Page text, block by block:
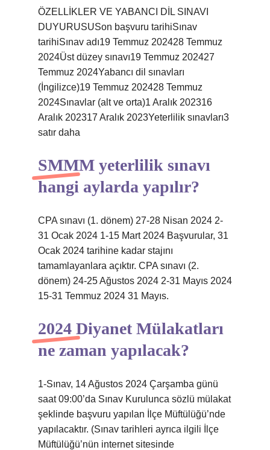
ÖZELLİKLER VE YABANCI DİL SINAVI
DUYURUSUSon başvuru tarihiSınav
tarihiSınav adı19 Temmuz 202428 Temmuz
2024Üst düzey sınavı19 Temmuz 202427
Temmuz 2024Yabancı dil sınavları
(İngilizce)19 Temmuz 202428 Temmuz
2024Sınavlar (alt ve orta)1 Aralık 202316
Aralık 202317 Aralık 2023Yeterlilik sınavları3
satır daha
SMMM yeterlilik sınavı
hangi aylarda yapılır?
CPA sınavı (1. dönem) 27-28 Nisan 2024 2-
31 Ocak 2024 1-15 Mart 2024 Başvurular, 31
Ocak 2024 tarihine kadar stajını
tamamlayanlara açıktır. CPA sınavı (2.
dönem) 24-25 Ağustos 2024 2-31 Mayıs 2024
15-31 Temmuz 2024 31 Mayıs.
2024 Diyanet Mülakatları
ne zaman yapılacak?
1-Sınav, 14 Ağustos 2024 Çarşamba günü
saat 09:00’da Sınav Kurulunca sözlü mülakat
şeklinde başvuru yapılan İlçe Müftülüğü’nde
yapılacaktır. (Sınav tarihleri ​​ayrıca ilgili İlçe
Müftülüğü’nün internet sitesinde